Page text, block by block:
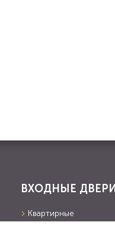
ВХОДНЫЕ ДВЕРИ
Квартирные